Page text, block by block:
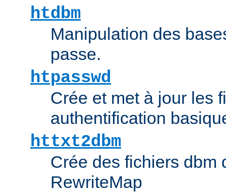
htdbm
Manipulation des
passe.
htpasswd
Crée et met à jour les
authentification
httxt2dbm
Crée des fichiers dbm
RewriteMap